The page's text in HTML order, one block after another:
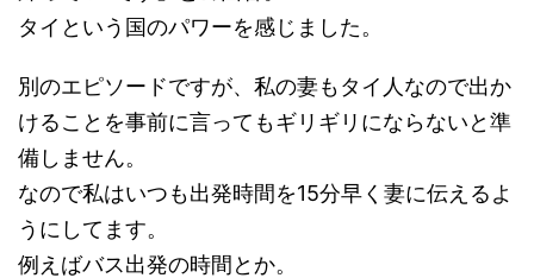
タイという国のパワーを感じました。
別のエピソードですが、私の妻もタイ人なので出か
けることを事前に言ってもギリギリにならないと準
備しません。
なので私はいつも出発時間を15分早く妻に伝えるよ
うにしてます。
例えばバス出発の時間とか。